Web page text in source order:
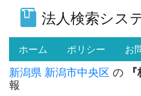
法人検索シス
ホーム (current)
ポリシー お
新潟県 新潟市中央区 の
報